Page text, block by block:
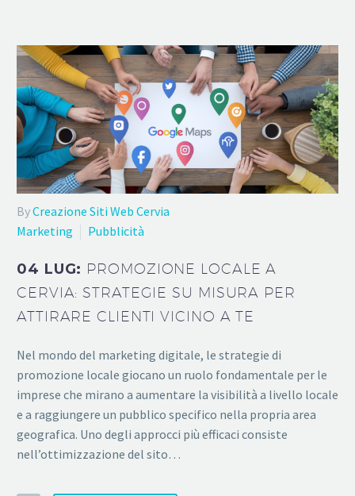
ByCreazione Siti Web Cervia
Marketing
Pubblicità
04 LUG: PROMOZIONE LOCALE A
CERVIA: STRATEGIE SU MISURA PER
ATTIRARE CLIENTI VICINO A TE
Nel mondo del marketing digitale, le strategie di
promozione locale giocano un ruolo fondamentale per le
imprese che mirano a aumentare la visibilità a livello locale
e a raggiungere un pubblico specifico nella propria area
geografica. Uno degli approcci più efficaci consiste
nell’ottimizzazione del sito…